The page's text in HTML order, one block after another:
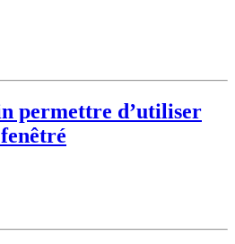
permettre d’utiliser